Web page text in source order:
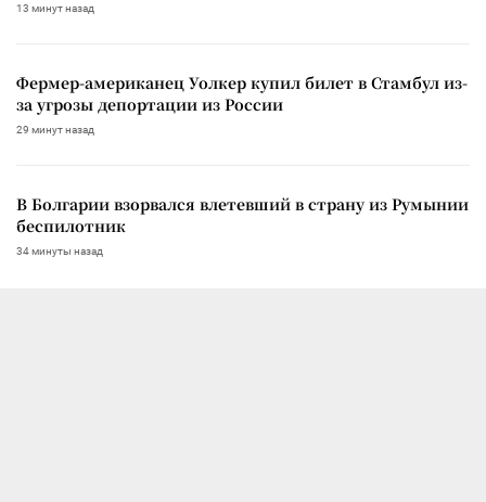
13 минут назад
Фермер-американец Уолкер купил билет в Стамбул из-
за угрозы депортации из России
29 минут назад
В Болгарии взорвался влетевший в страну из Румынии
беспилотник
34 минуты назад